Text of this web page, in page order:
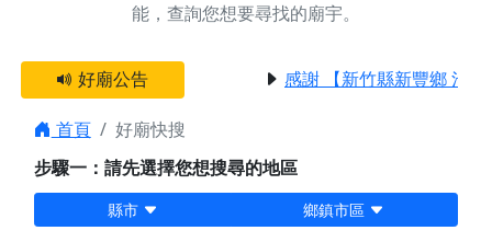
能，查詢您想要尋找的廟宇。
好廟公告 感謝 【新竹縣新豐鄉 池
首頁
好廟快搜
步驟一：請先選擇您想搜尋的地區
縣市 鄉鎮市區